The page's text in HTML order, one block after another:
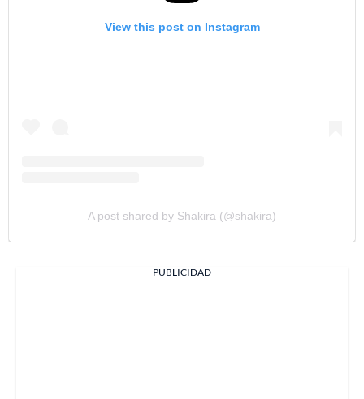
View this post on Instagram
A post shared by Shakira (@shakira)
PUBLICIDAD